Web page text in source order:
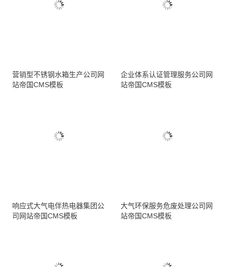
营销型不锈钢水箱生产公司网
站帝国CMS模板
企业体系认证管理服务公司网
站帝国CMS模板
响应式大气电伴热电器集团公
司网站帝国CMS模板
大气环保服务危废处理公司网
站帝国CMS模板